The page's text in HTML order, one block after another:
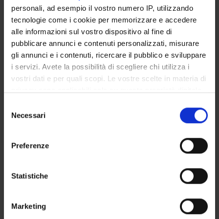
personali, ad esempio il vostro numero IP, utilizzando
tecnologie come i cookie per memorizzare e accedere
alle informazioni sul vostro dispositivo al fine di
pubblicare annunci e contenuti personalizzati, misurare
gli annunci e i contenuti, ricercare il pubblico e sviluppare
i servizi. Avete la possibilità di scegliere chi utilizza i
vostri dati e per quali scopi. Le vostre scelte in materia di
modificare o revocare il proprio consenso in qualsiasi
momento dalla Dichiarazione sui cookie o facendo clic
raccogliere informazioni sulla tua posizione
geografica, con un'approssimazione di qualche
Identificare il tuo dispositivo, scansionandolo
Necessari
Preferenze
Statistiche
Marketing
Credits
2
Period
INSEGNAMENTI ANNUALI M46
Academic staff
Giovanni Corrocher
Lessons timetable
ATTIVITA' PRATICA IN